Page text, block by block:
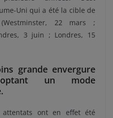
Uni qui a été la cible de
22 mars ;
3 juin ; Londres, 15
grande envergure
un mode
ont en effet été